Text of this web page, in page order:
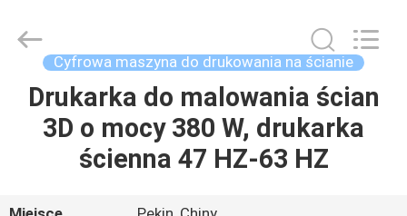
DOM
PRODUKTY
Technology
Reserved.
Cyfrowa maszyna do drukowania na ścianie
Drukarka do malowania ścian
3D o mocy 380 W, drukarka
ścienna 47 HZ-63 HZ